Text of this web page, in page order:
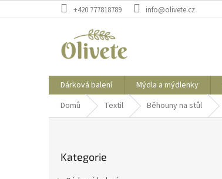
na
+420 777818789 info@olivete.cz
Dárková balení Mýdla a mýdlenky
Domů
Textil Běhouny na stůl
kategorie
Kategorie